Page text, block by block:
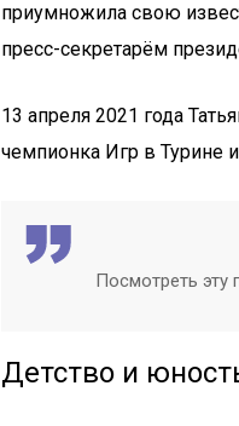
приумножила свою
пресс-секретарём
13 апреля 2021 года
чемпионка Игр в Турине
Посмотреть эту
Детство и